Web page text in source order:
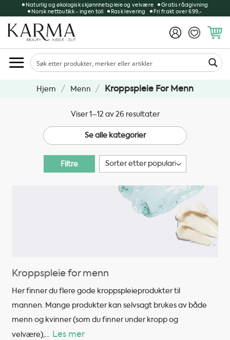
to
content
Naturlig og økologisk skjønnhetspleie og velvære
Gratis rådgivning
Norsk nettbutikk - ingen toll
Rask levering Fri frakt over 699,-
Hjem / Menn / Kroppspleie For Menn
Viser 1–12 av 26 resultaterSortert
etter
propularitet
Se alle kategorier
Filtre
Kroppspleie for menn
Her finner du flere gode kroppspleieprodukter til
mannen. Mange produkter kan selvsagt brukes av både
menn og kvinner (som du finner under kropp og
velvære),... Les mer